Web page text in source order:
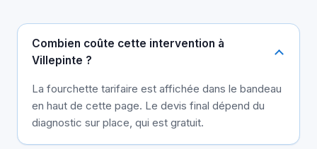
Combien coûte cette intervention à
Villepinte ?
La fourchette tarifaire est affichée dans le bandeau
en haut de cette page. Le devis final dépend du
diagnostic sur place, qui est gratuit.